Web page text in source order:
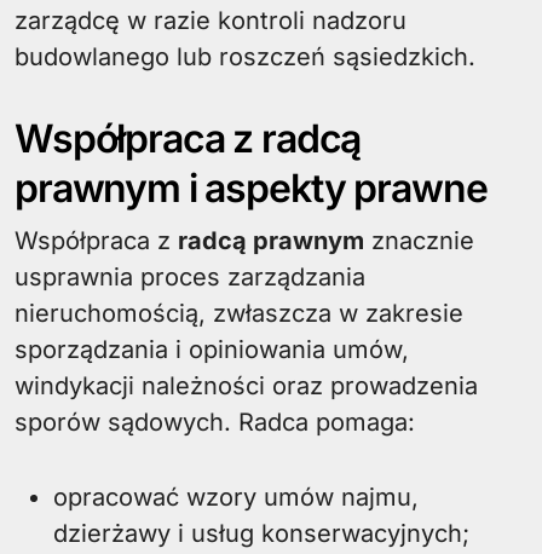
zarządcę w razie kontroli nadzoru
budowlanego lub roszczeń sąsiedzkich.
Współpraca z radcą
prawnym i aspekty prawne
Współpraca z radcą prawnym znacznie
usprawnia proces zarządzania
nieruchomością, zwłaszcza w zakresie
sporządzania i opiniowania umów,
windykacji należności oraz prowadzenia
sporów sądowych. Radca pomaga:
opracować wzory umów najmu,
dzierżawy i usług konserwacyjnych;